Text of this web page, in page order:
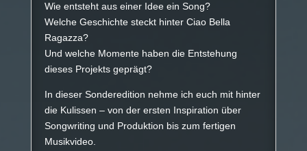
Wie entsteht aus einer Idee ein Song?
Welche Geschichte steckt hinter Ciao Bella
Ragazza?
Und welche Momente haben die Entstehung
dieses Projekts geprägt?
In dieser Sonderedition nehme ich euch mit hinter
die Kulissen – von der ersten Inspiration über
Songwriting und Produktion bis zum fertigen
Musikvideo.